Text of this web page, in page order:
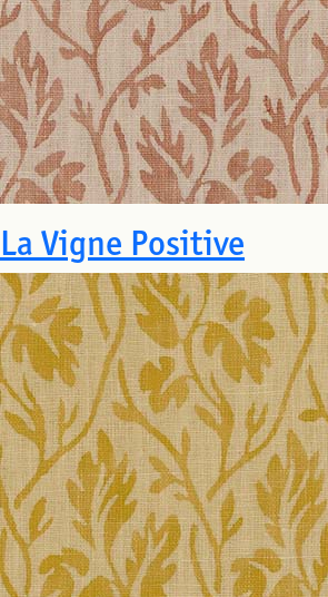
La Vigne Positive